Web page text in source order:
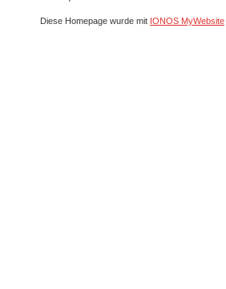
Diese Homepage wurde mit IONOS MyWebsite